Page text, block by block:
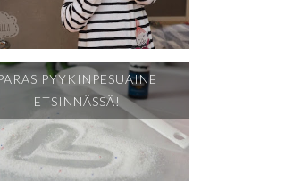
PYYKINPESUAINE
ETSINNÄSSÄ!